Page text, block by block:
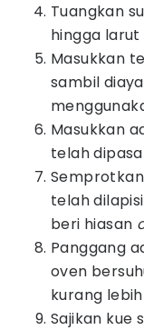
Tuangkan
hingga
Masukkan
sambil
Masukkan
telah
telah
beri hiasan
Panggang
oven
kurang
Sajikan kue